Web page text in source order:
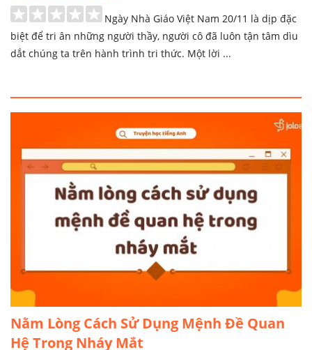
Ngày Nhà Giáo Việt Nam 20/11 là dịp đặc
biệt để tri ân những người thầy, người cô đã luôn tận tâm dìu
dắt chúng ta trên hành trình tri thức. Một lời ...
Nằm Lòng Cách Sử Dụng Mệnh Đề Quan
Hệ Trong Nháy Mắt